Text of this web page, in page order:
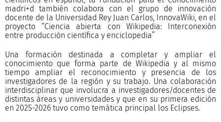
madri+d también colabora con el grupo de innovación
docente de la Universidad Rey Juan Carlos, InnovaWiki, en el
proyecto “Ciencia abierta con Wikipedia: Interconexión
entre producción científica y enciclopedia”
Una formación destinada a completar y ampliar el
conocimiento que forma parte de Wikipedia y al mismo
tiempo ampliar el reconocimiento y presencia de los
investigadores de la región y su trabajo. Una colaboración
interdisciplinar que involucra a investigadores/docentes de
distintas áreas y universidades y que en su primera edición
en 2025-2026 tuvo como temática principal los Eclipses.